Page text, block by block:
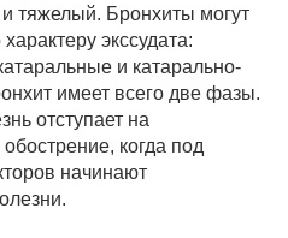
тяжелый. Бронхиты могут
экссудата:
и катарально-
имеет всего две фазы.
отступает на
когда под
начинают